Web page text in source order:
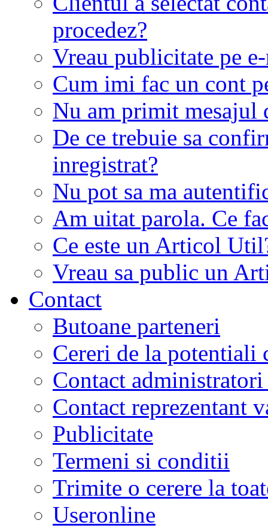
procedez?
Vreau publicitate pe
Cum imi fac un cont
Nu am primit mesajul
De ce trebuie sa
inregistrat?
Nu pot sa ma
Am uitat parola. Ce
Ce este un Articol
Vreau sa public un
Contact
Butoane parteneri
Cereri de la potentiali
Contact
Contact reprezentant
Publicitate
Termeni si conditii
Trimite o cerere la
Useronline